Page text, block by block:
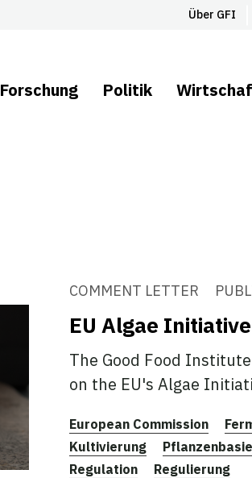
Über GFI
Forschung Politik
COMMENT LETTER
EU Algae
The Good Food
on the EU's Algae
European Commission
Kultivierung
Regulation
Regulierung